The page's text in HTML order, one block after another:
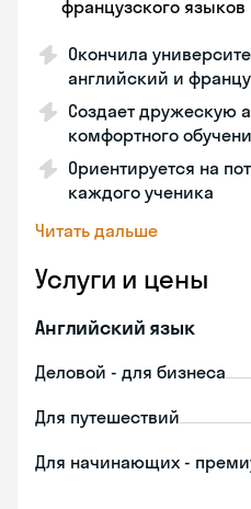
французского языков
Окончила
английский и
Создает дружескую
комфортного
Ориентируется на
каждого ученика
Читать дальше
Услуги и цены
Английский язык
Деловой - для бизнеса
Для путешествий
Для начинающих -